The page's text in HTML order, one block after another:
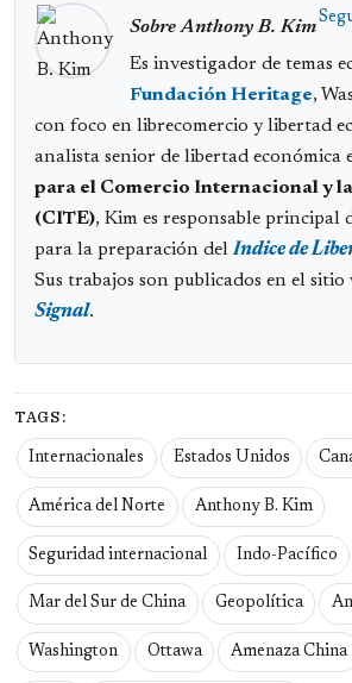
Sobre Anthony B. Kim
Es investigador de temas
Fundación Heritage,
con foco en librecomercio y libertad
analista senior de libertad económica
para el Comercio Internacional y
(CITE), Kim es responsable principal
para la preparación delIndice de
Sus trabajos son publicados en el sitio
Signal.
TAGS:
Internacionales Estados Unidos
América del Norte Anthony B. Kim
Seguridad internacional Indo-Pacífico
Mar del Sur de China Geopolítica
Washington Ottawa Amenaza China